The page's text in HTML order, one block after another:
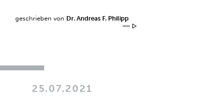
geschrieben von Dr. Andreas F. Philipp
25.07.2021